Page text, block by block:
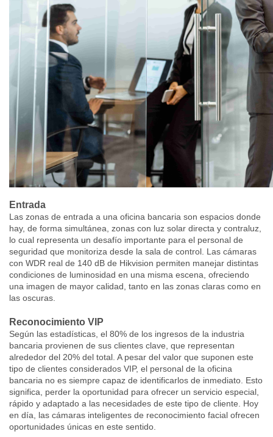
Entrada
Las zonas de entrada a una oficina bancaria son espacios donde
hay, de forma simultánea, zonas con luz solar directa y contraluz,
lo cual representa un desafío importante para el personal de
seguridad que monitoriza desde la sala de control. Las cámaras
con WDR real de 140 dB de Hikvision permiten manejar distintas
condiciones de luminosidad en una misma escena, ofreciendo
una imagen de mayor calidad, tanto en las zonas claras como en
las oscuras.
Reconocimiento VIP
Según las estadísticas, el 80% de los ingresos de la industria
bancaria provienen de sus clientes clave, que representan
alrededor del 20% del total. A pesar del valor que suponen este
tipo de clientes considerados VIP, el personal de la oficina
bancaria no es siempre capaz de identificarlos de inmediato. Esto
significa, perder la oportunidad para ofrecer un servicio especial,
rápido y adaptado a las necesidades de este tipo de cliente. Hoy
en día, las cámaras inteligentes de reconocimiento facial ofrecen
oportunidades únicas en este sentido.